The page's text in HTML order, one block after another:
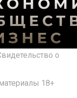
о
18+